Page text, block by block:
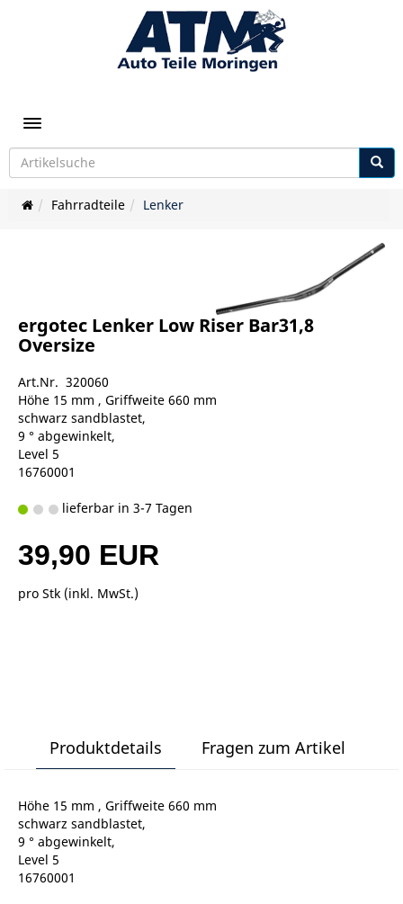
Toggle navigation
Fahrradteile Lenker
ergotec Lenker Low Riser Bar31,8
Oversize
Art.Nr. 320060
Höhe 15 mm , Griffweite 660 mm
schwarz sandblastet,
9 ° abgewinkelt,
Level 5
16760001
lieferbar in 3-7 Tagen
39,90 EUR
pro Stk (inkl. MwSt.)
Produktdetails Fragen zum Artikel
Höhe 15 mm , Griffweite 660 mm
schwarz sandblastet,
9 ° abgewinkelt,
Level 5
16760001